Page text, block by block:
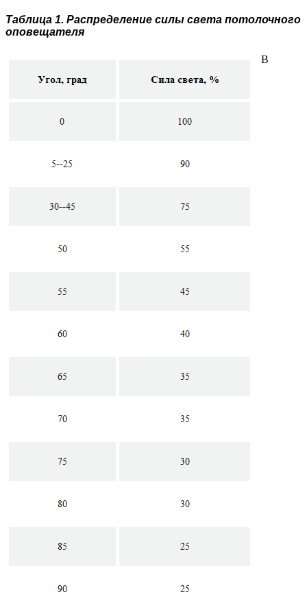
Таблица 1. Распределение силы света потолочного
оповещателя
В